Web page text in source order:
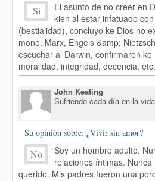
Sí
El asunto de no creer en
kien al estar infatuado
(bestialidad), concluyo ke Dios no
mono. Marx, Engels &amp;
escuchar al Darwin, confirmaron
moralidad, integridad, decencia,
John Keating
Sufriendo cada día en la
Su opinión sobre: ¿Vivir sin amor?
No
Soy un hombre adulto.
relaciones íntimas.
querido. Mis padres fueron una